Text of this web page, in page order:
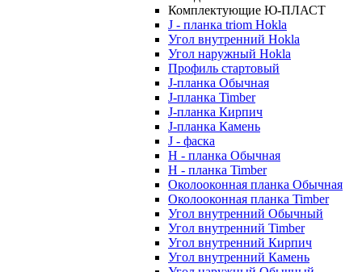
Комплектующие Ю-ПЛАСТ
J - планка triom Hokla
Угол внутренний Hokla
Угол наружный Hokla
Профиль стартовый
J-планка Обычная
J-планка Timber
J-планка Кирпич
J-планка Камень
J - фаска
Н - планка Обычная
Н - планка Timber
Околооконная планка Обычная
Околооконная планка Timber
Угол внутренний Обычный
Угол внутренний Timber
Угол внутренний Кирпич
Угол внутренний Камень